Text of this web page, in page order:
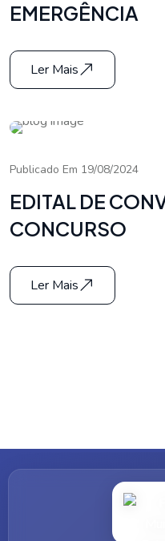
EMERGÊNCIA
Ler Mais
Publicado Em 19/08/2024
EDITAL DE
CONCURSO
Ler Mais